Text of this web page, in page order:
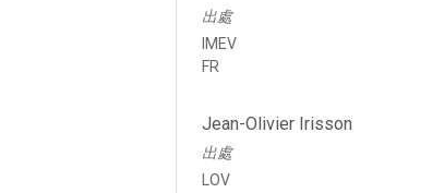
出處
IMEV
FR
Jean-Olivier Irisson
出處
LOV